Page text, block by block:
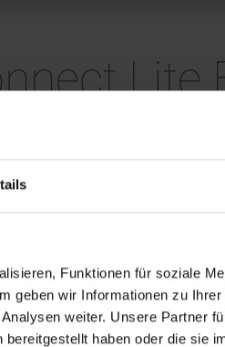
Funktionen für soziale
geben wir Informationen zu
weiter. Unsere Partner
haben oder die sie
Lite